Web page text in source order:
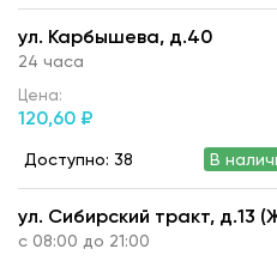
ул. Карбышева, д.40
24 часа
Цена:
120,60 ₽
Доступно: 38 В
ул. Сибирский тракт, д.13
с 08:00 до 21:00